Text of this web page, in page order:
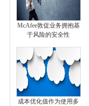
McAfee敦促业务拥抱基
于风险的安全性
成本优化值作为使用多